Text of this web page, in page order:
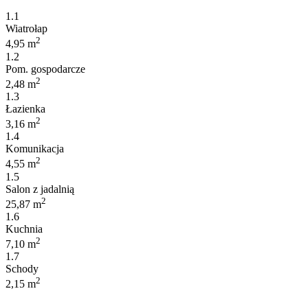
1.1
Wiatrołap
4,95 m2
1.2
Pom. gospodarcze
2,48 m2
1.3
Łazienka
3,16 m2
1.4
Komunikacja
4,55 m2
1.5
Salon z jadalnią
25,87 m2
1.6
Kuchnia
7,10 m2
1.7
Schody
2,15 m2